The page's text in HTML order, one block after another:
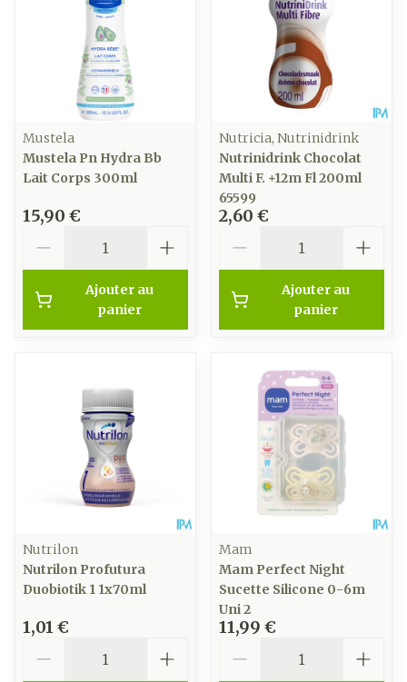
Mustela
Mustela Pn Hydra Bb
Lait Corps 300ml
15,90 €
Ajouter au
panier
Nutricia, Nutrinidrink
Nutrinidrink Chocolat
Multi F. +12m Fl 200ml
65599
2,60 €
Ajouter au
panier
Nutrilon
Nutrilon Profutura
Duobiotik 1 1x70ml
1,01 €
Mam
Mam Perfect Night
Sucette Silicone 0-6m
Uni 2
11,99 €